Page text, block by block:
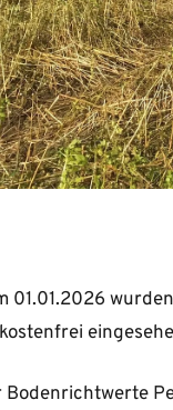
01.01.2026